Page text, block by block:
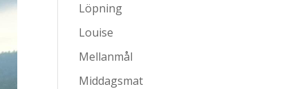
Löpning
Louise
Mellanmål
Middagsmat